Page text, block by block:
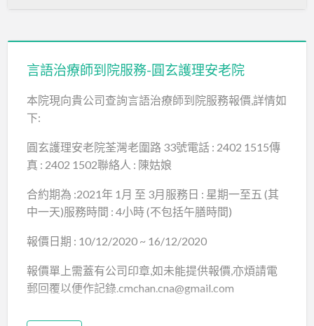
言語治療師到院服務-圓玄護理安老院
本院現向貴公司查詢言語治療師到院服務報價,詳情如
下:
圓玄護理安老院荃灣老圍路 33號電話 : 2402 1515傳
真 : 2402 1502聯絡人 : 陳姑娘
合約期為 :2021年 1月 至 3月服務日 : 星期一至五 (其
中一天)服務時間 : 4小時 (不包括午膳時間)
報價日期 : 10/12/2020 ~ 16/12/2020
報價單上需蓋有公司印章,如未能提供報價,亦煩請電
郵回覆以便作記錄.cmchan.cna@gmail.com